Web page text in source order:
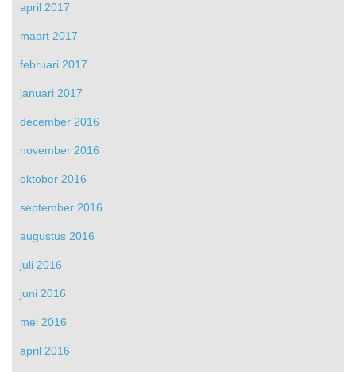
april 2017
maart 2017
februari 2017
januari 2017
december 2016
november 2016
oktober 2016
september 2016
augustus 2016
juli 2016
juni 2016
mei 2016
april 2016